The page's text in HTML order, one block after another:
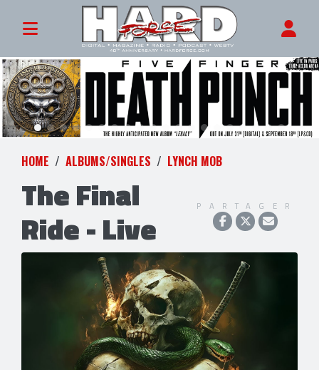
HOME ALBUMS/SINGLES LYNCH MOB
The Final
Ride - Live
PARTAGER